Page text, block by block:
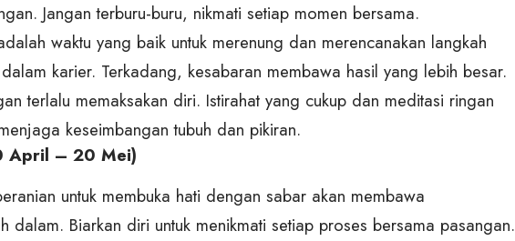
Jangan terburu-buru, nikmati setiap momen bersama.
waktu yang baik untuk merenung dan merencanakan langkah
karier. Terkadang, kesabaran membawa hasil yang lebih besar.
terlalu memaksakan diri. Istirahat yang cukup dan meditasi ringan
keseimbangan tubuh dan pikiran.
April – 20 Mei)
untuk membuka hati dengan sabar akan membawa
dalam. Biarkan diri untuk menikmati setiap proses bersama pasangan.